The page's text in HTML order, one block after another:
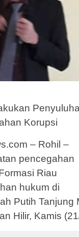
Korupsi
– Rohil –
pencegahan
Riau
hukum di
Putih Tanjung
Hilir, Kamis